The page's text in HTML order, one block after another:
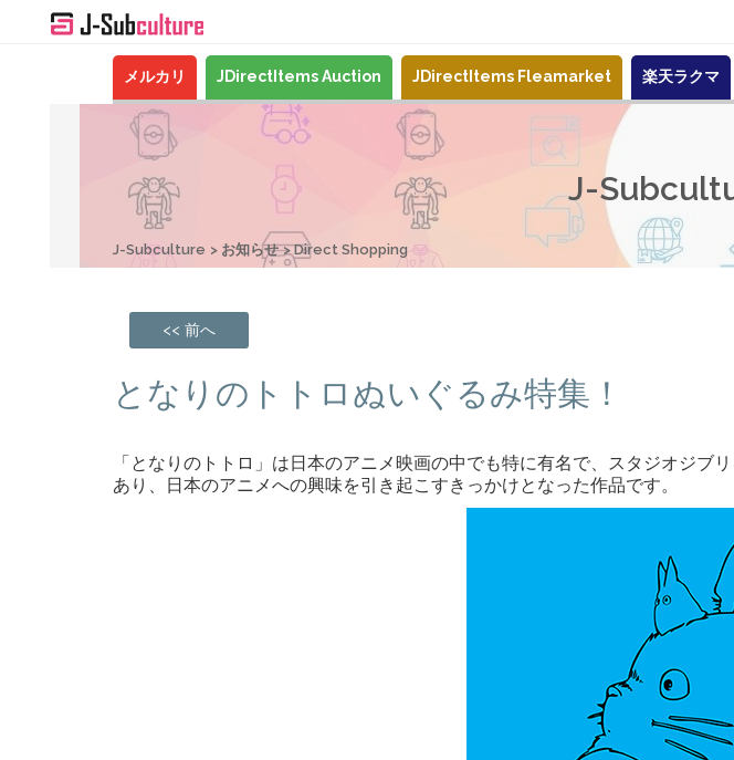
メルカリ JDirectItems Auction JDirectItems Fleamarket 楽天ラクマ
J-
J-Subculture お知らせ Direct Shopping
<< 前へ
となりのトトロぬいぐるみ特集！
「となりのトトロ」は日本のアニメ映画の中でも特に有名で、スタジオジ
あり、日本のアニメへの興味を引き起こすきっかけとなった作品です。